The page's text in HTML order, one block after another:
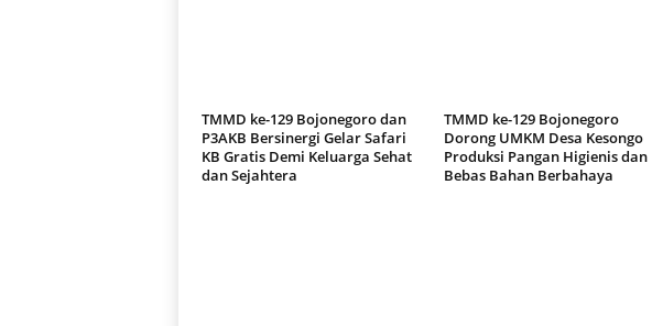
TMMD ke-129 Bojonegoro dan
P3AKB Bersinergi Gelar Safari
KB Gratis Demi Keluarga Sehat
dan Sejahtera
TMMD ke-129 Bojonegoro
Dorong UMKM Desa Kesongo
Produksi Pangan Higienis dan
Bebas Bahan Berbahaya